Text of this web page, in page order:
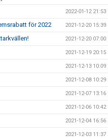
2022-01-12 21:53
för 2022 2021-12-20 15:39
2021-12-20 07:00
2021-12-19 20:15
2021-12-13 10:09
2021-12-08 10:29
2021-12-07 13:16
2021-12-06 10:42
2021-12-04 16:56
2021-12-03 11:37